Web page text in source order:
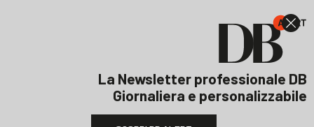
La Newsletter professionale DB
Giornaliera e personalizzabile